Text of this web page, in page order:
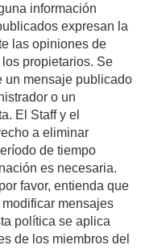
información
expresan la
las opiniones de
propietarios. Se
un mensaje publicado
o un
El Staff y el
a eliminar
de tiempo
es necesaria.
favor, entienda que
mensajes
política se aplica
de los miembros del